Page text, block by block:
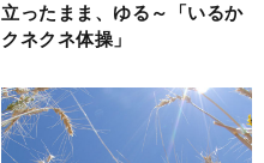
立ったまま、ゆる～「いるか
クネクネ体操」